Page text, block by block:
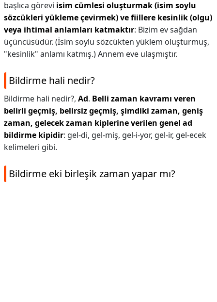
başlıca görevi isim cümlesi oluşturmak (isim soylu
sözcükleri yükleme çevirmek) ve fiillere kesinlik (olgu)
veya ihtimal anlamları katmaktır: Bizim ev sağdan
üçüncüsüdür. (İsim soylu sözcükten yüklem oluşturmuş,
"kesinlik" anlamı katmış.) Annem eve ulaşmıştır.
Bildirme hali nedir?
Bildirme hali nedir?, Ad. Belli zaman kavramı veren
belirli geçmiş, belirsiz geçmiş, şimdiki zaman, geniş
zaman, gelecek zaman kiplerine verilen genel ad
bildirme kipidir: gel-di, gel-miş, gel-i-yor, gel-ir, gel-ecek
kelimeleri gibi.
Bildirme eki birleşik zaman yapar mı?